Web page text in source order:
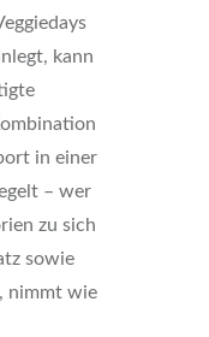
kann
in einer
– wer
zu sich
sowie
nimmt wie